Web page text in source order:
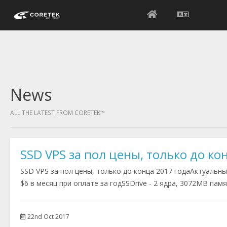
News
ALL THE LATEST FROM CORETEK™
SSD VPS за пол цены, только до
SSD VPS за пол цены, только до конца 2017
$6 в месяц при оплате за годSSDrive - 2 ядра, 3072MB
22nd Oct 2017